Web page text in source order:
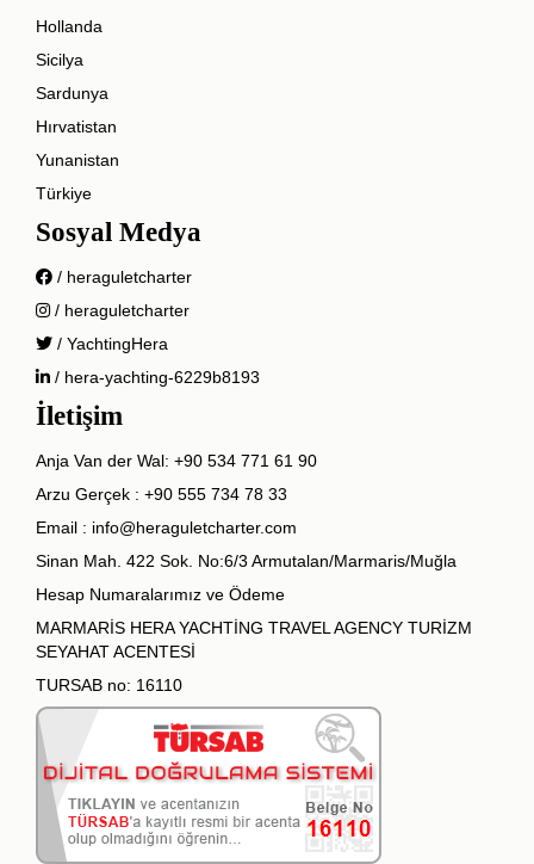
Hollanda
Sicilya
Sardunya
Hırvatistan
Yunanistan
Türkiye
Sosyal Medya
/ heraguletcharter
/ heraguletcharter
/ YachtingHera
/ hera-yachting-6229b8193
İletişim
Anja Van der Wal: +90 534 771 61 90
Arzu Gerçek : +90 555 734 78 33
Email : info@heraguletcharter.com
Sinan Mah. 422 Sok. No:6/3 Armutalan/Marmaris/Muğla
Hesap Numaralarımız ve Ödeme
MARMARİS HERA YACHTİNG TRAVEL AGENCY TURİZM
SEYAHAT ACENTESİ
TURSAB no: 16110